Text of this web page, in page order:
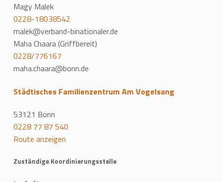
Magy Malek
0228-18038542
malek@verband-binationaler.de
Maha Chaara (Griffbereit)
0228/776167
maha.chaara@bonn.de
Städtisches Familienzentrum Am Vogelsang
53121 Bonn
0228 77 87 540
Route anzeigen
Zuständige Koordinierungsstelle